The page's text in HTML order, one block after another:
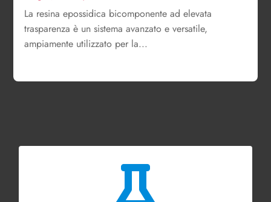
La resina epossidica bicomponente ad elevata
trasparenza è un sistema avanzato e versatile,
ampiamente utilizzato per la...